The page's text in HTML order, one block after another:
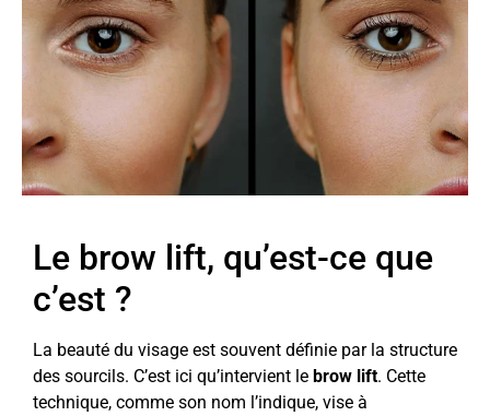
Le brow lift, qu’est-ce que
c’est ?
La beauté du visage est souvent définie par la structure
des sourcils. C’est ici qu’intervient le brow lift. Cette
technique, comme son nom l’indique, vise à